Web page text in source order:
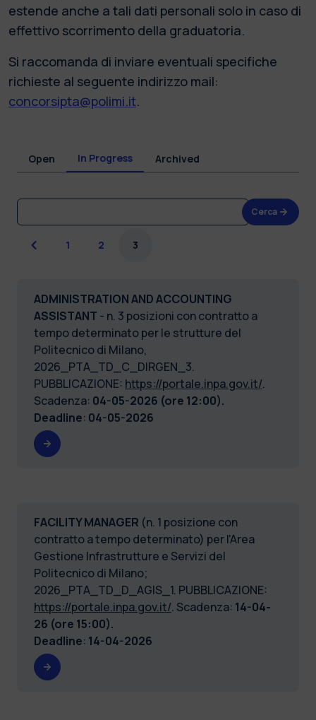
estende anche a tali dati personali solo in caso di
effettivo scorrimento della graduatoria.
Si raccomanda di inviare eventuali specifiche
richieste al seguente indirizzo mail:
concorsipta@polimi.it.
Open In Progress Archived
Cerca
Previous
1 2 3
ADMINISTRATION AND ACCOUNTING
ASSISTANT - n. 3 posizioni con contratto a
tempo determinato per le strutture del
Politecnico di Milano,
2026_PTA_TD_C_DIRGEN_3.
PUBBLICAZIONE: https://portale.inpa.gov.it/.
Scadenza: 04-05-2026 (ore 12:00).
Deadline: 04-05-2026
FACILITY MANAGER (n. 1 posizione con
contratto a tempo determinato) per l'Area
Gestione Infrastrutture e Servizi del
Politecnico di Milano;
2026_PTA_TD_D_AGIS_1. PUBBLICAZIONE:
https://portale.inpa.gov.it/. Scadenza: 14-04-
26 (ore 15:00).
Deadline: 14-04-2026